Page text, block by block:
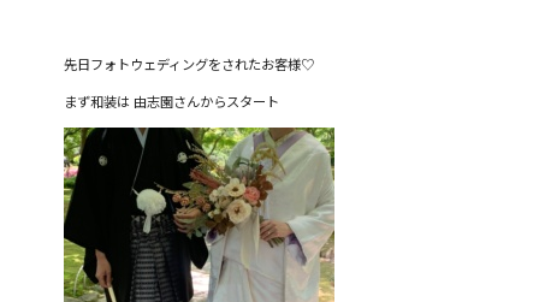
先日フォトウェディングをされたお客様♡
まず和装は 由志園さんからスタート